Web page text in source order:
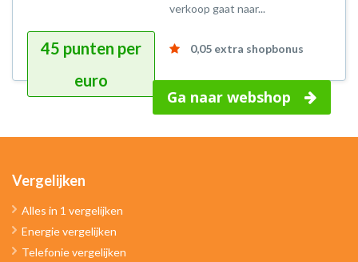
verkoop gaat naar...
45 punten per
euro
0,05 extra shopbonus
Ga naar webshop
Vergelijken
Alles in 1 vergelijken
Energie vergelijken
Telefonie vergelijken